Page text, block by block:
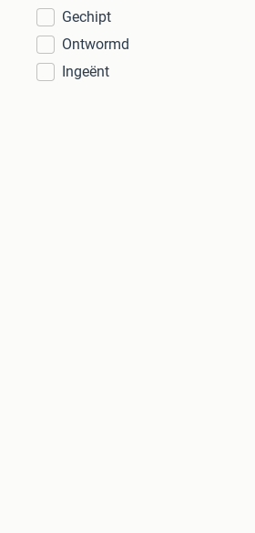
Gechipt
Ontwormd
Ingeënt